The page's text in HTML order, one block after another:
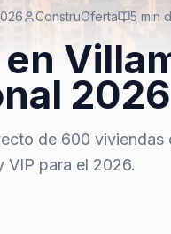
ConstruOferta 5 min
2026
de 600
VIP para el 2026.